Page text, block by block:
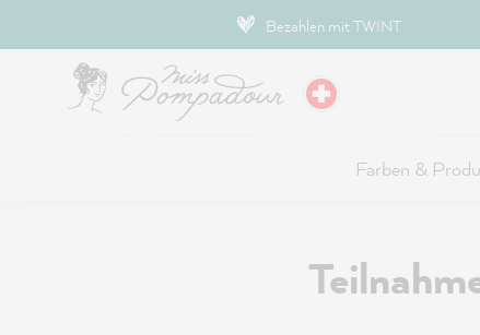
Bezahlen mit TWINT
Farben &